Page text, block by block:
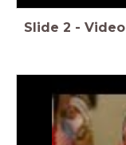
Slide 2 - Video